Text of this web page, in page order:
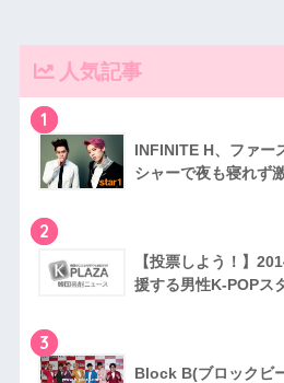
人気記事
1
INFINITE H、ファー
シャーで夜も寝れず
2
【投票しよう！】
援する男性K-POPス
3
Block B(ブロックビ